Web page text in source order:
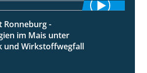
-
im Mais unter
und Wirkstoffwegfall